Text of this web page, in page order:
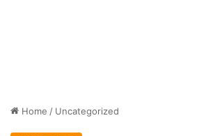
Home / Uncategorized